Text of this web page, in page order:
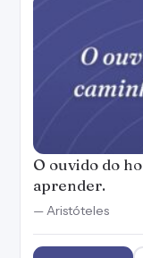
O ouvido do
aprender.
— Aristóteles